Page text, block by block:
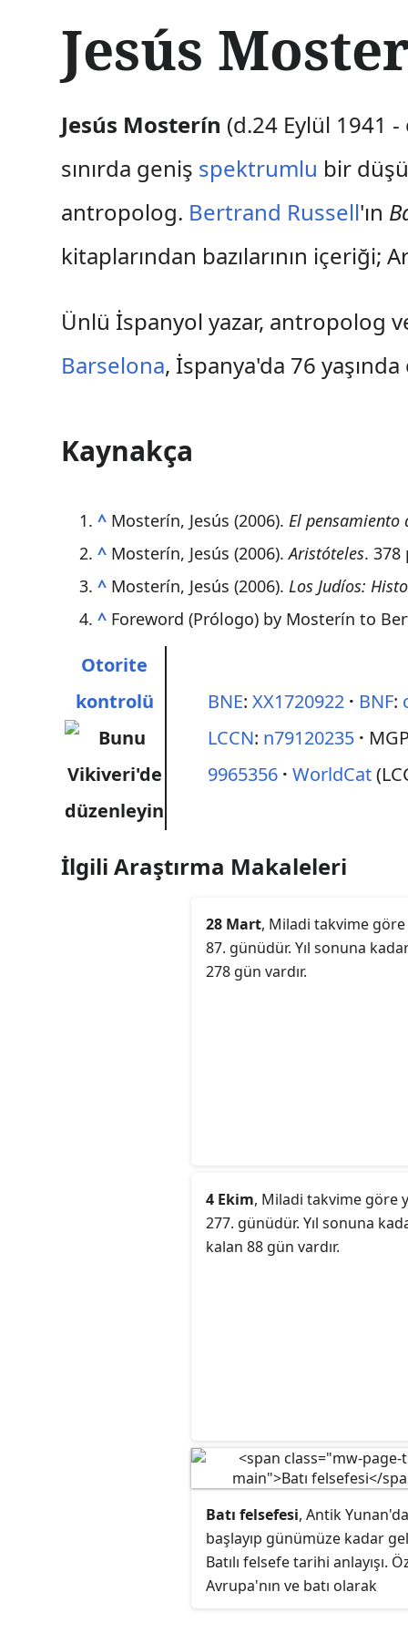
ç
r
i
e
t
a
Jesús
Jesús Mosterín (d.24 Eylül 1941
sınırda geniş spektrumlu bir
antropolog. Bertrand Russell'ın
kitaplarından bazılarının içeriği;
Ünlü İspanyol yazar, antropolog
Barselona, İspanya'da 76
Kaynakça
^ Mosterín, Jesús (2006).El pensamiento
^ Mosterín, Jesús (2006).Aristóteles. 378
^ Mosterín, Jesús (2006).Los Judíos:
^ Foreword (Prólogo) by Mosterín to
Otorite
kontrolü
BNE:XX1720922 BNF:
LCCN: n79120235
9965356 WorldCat
İlgili Araştırma Makaleleri
28 Mart, Miladi takvime göre
87. günüdür. Yıl sonuna
278 gün vardır.
4 Ekim, Miladi takvime göre
277. günüdür. Yıl sonuna
kalan 88 gün vardır.
Batı felsefesi, Antik
başlayıp günümüze kadar
Batılı felsefe tarihi anlayışı.
Avrupa'nın ve batı olarak